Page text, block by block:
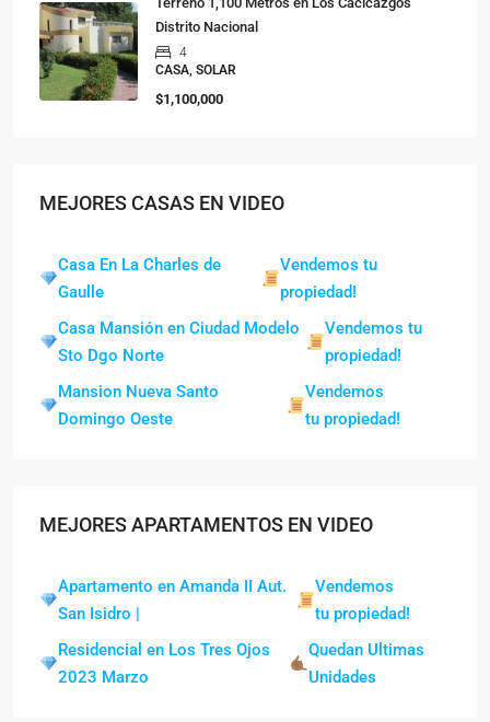
Distrito Nacional
4
CASA, SOLAR
$1,100,000
MEJORES CASAS EN VIDEO
Casa En La Charles de
Gaulle
Vendemos tu
propiedad!
Casa Mansión en Ciudad Modelo
Sto Dgo Norte
Vendemos tu
propiedad!
Mansion Nueva Santo
Domingo Oeste
Vendemos
tu propiedad!
MEJORES APARTAMENTOS EN VIDEO
Apartamento en Amanda II Aut.
San Isidro |
Vendemos
tu propiedad!
Residencial en Los Tres Ojos
2023 Marzo
Quedan Ultimas
Unidades